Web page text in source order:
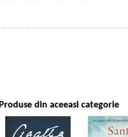
Produse din aceeasi categorie